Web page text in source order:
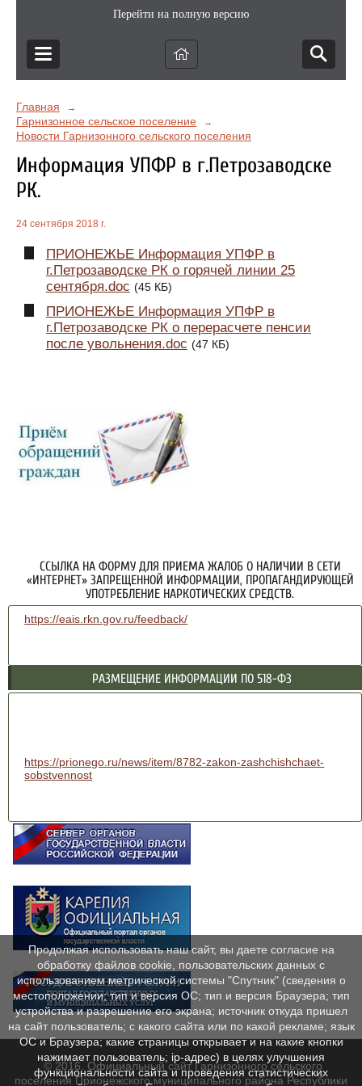
Перейти на полную версию
Главная →
Гарнизонное сельское поселение →
Новости Гарнизонного сельского поселения
Информация УПФР в г.Петрозаводске
РК.
24 сентября 2018 г.
ПРИОНЕЖЬЕ Информация УПФР в
г.Петрозаводске РК о горячей линии 25
сентября.doc (45 КБ)
ПРИОНЕЖЬЕ Информация УПФР в
г.Петрозаводске РК о перерасчете пенсии
после увольнения.doc (47 КБ)
ССЫЛКА НА ФОРМУ ДЛЯ ПРИЕМА ЖАЛОБ О НАЛИЧИИ В СЕТИ
«ИНТЕРНЕТ» ЗАПРЕЩЕННОЙ ИНФОРМАЦИИ, ПРОПАГАНДИРУЮЩЕЙ
УПОТРЕБЛЕНИЕ НАРКОТИЧЕСКИХ СРЕДСТВ.
https://eais.rkn.gov.ru/feedback/
РАЗМЕЩЕНИЕ ИНФОРМАЦИИ ПО 518-ФЗ
https://prionego.ru/news/item/8782-zakon-zashchishchaet-
sobstvennost
© 2016. Официальный сайт Гарнизонного сельского
поселения Прионежского муниципального района Республики
Продолжая использовать наш сайт, вы даете согласие на
обработку файлов cookie, пользовательских данных с
использованием метрической системы "Спутник" (сведения о
местоположении; тип и версия ОС; тип и версия Браузера; тип
устройства и разрешение его экрана; источник откуда пришел
на сайт пользователь; с какого сайта или по какой рекламе; язык
ОС и Браузера; какие страницы открывает и на какие кнопки
нажимает пользователь; ip-адрес) в целях улучшения
функциональности сайта и проведения статистических